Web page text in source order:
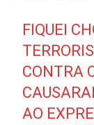
FIQUEI
CONTRA
AO